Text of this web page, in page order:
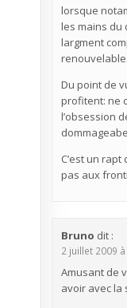
lorsque
les mains du
largment
renouvelable.
Du point de
profitent: ne
l’obsession
C’est un
pas aux
Bruno dit :
2 juillet 2009
Amusant de
avoir avec la